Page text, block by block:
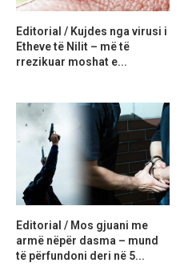
Editorial / Kujdes nga virusi i
Etheve të Nilit – më të
rrezikuar moshat e...
Editorial / Mos gjuani me
armë nëpër dasma – mund
të përfundoni deri në 5...